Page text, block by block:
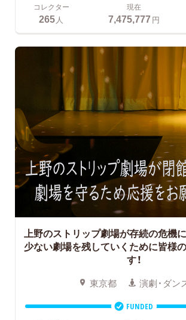
コレクター
265 人
現在
7,475,777円
上野のストリップ劇場が存続の危機に
少ない劇場を残していくために皆様
す！
東京都 演劇・ダン
FUNDED